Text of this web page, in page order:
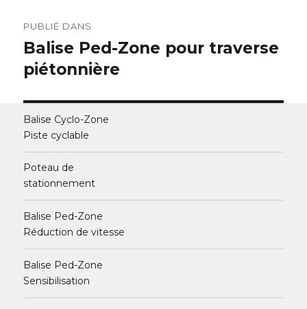
de
l’article
PUBLIÉ DANS
Balise Ped-Zone pour traverse
piétonnière
Balise Cyclo-Zone
Piste cyclable
Poteau de
stationnement
Balise Ped-Zone
Réduction de vitesse
Balise Ped-Zone
Sensibilisation